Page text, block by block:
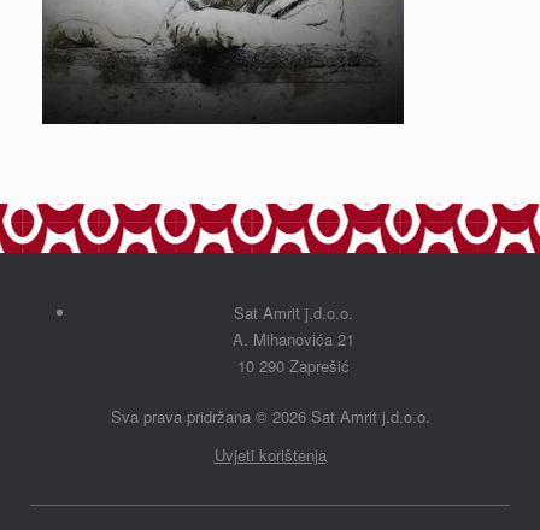
Sat Amrit j.d.o.o.
A. Mihanovića 21
10 290 Zaprešić
Sva prava pridržana © 2026 Sat Amrit j.d.o.o.
Uvjeti korištenja